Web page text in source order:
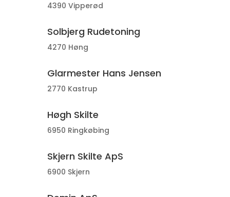
4390 Vipperød
Solbjerg Rudetoning
4270 Høng
Glarmester Hans Jensen
2770 Kastrup
Høgh Skilte
6950 Ringkøbing
Skjern Skilte ApS
6900 Skjern